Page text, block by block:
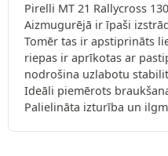
Pirelli MT 21 Rallycross
Aizmugurējā ir īpaši
Tomēr tas ir apstiprināts
riepas ir aprīkotas ar
nodrošina uzlabotu
Ideāli piemērots
Palielināta izturība un